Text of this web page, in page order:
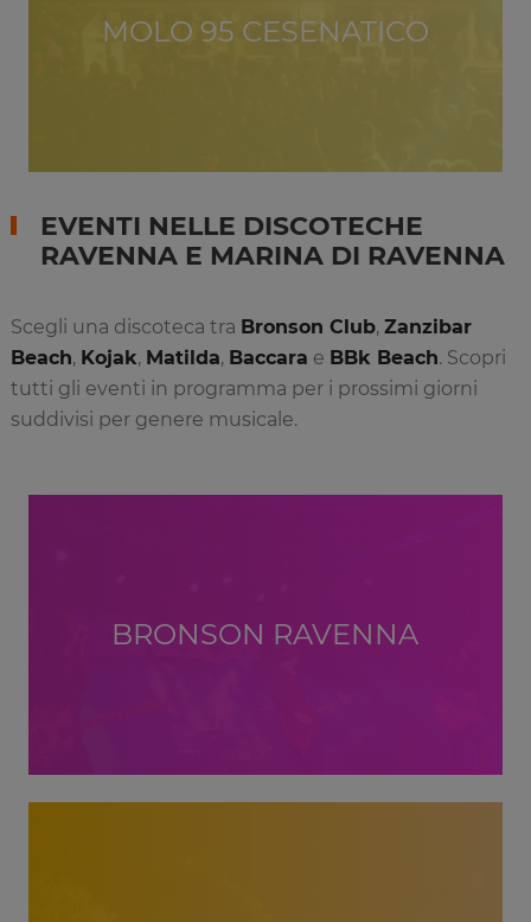
MOLO 95 CESENATICO
EVENTI NELLE DISCOTECHE
RAVENNA E MARINA DI RAVENNA
Scegli una discoteca tra Bronson Club, Zanzibar
Beach, Kojak, Matilda, Baccara e BBk Beach. Scopri
tutti gli eventi in programma per i prossimi giorni
suddivisi per genere musicale.
BRONSON RAVENNA